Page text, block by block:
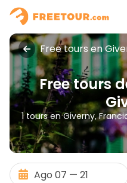
Free tours en
Free tours
1 tours en Giverny,